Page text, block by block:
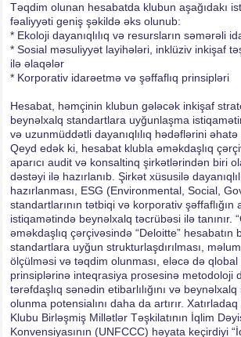
Təqdim olunan hesabatda klubun aşağıdakı
fəaliyyəti geniş şəkildə əks olunub:
* Ekoloji dayanıqlılıq və resursların səmərəli
* Sosial məsuliyyət layihələri, inklüziv inkişaf
ilə əlaqələr
* Korporativ idarəetmə və şəffaflıq prinsipləri
Hesabat, həmçinin klubun gələcək inkişaf
beynəlxalq standartlara uyğunlaşma
və uzunmüddətli dayanıqlılıq hədəflərini əhatə
Qeyd edək ki, hesabat klubla əməkdaşlıq
aparıcı audit və konsaltinq şirkətlərindən biri
dəstəyi ilə hazırlanıb. Şirkət xüsusilə
hazırlanması, ESG (Environmental, Social,
standartlarının tətbiqi və korporativ şəffaflığın
istiqamətində beynəlxalq təcrübəsi ilə tanınır.
əməkdaşlıq çərçivəsində “Deloitte” hesabatın
standartlara uyğun strukturlaşdırılması,
ölçülməsi və təqdim olunması, eləcə də qlobal
prinsiplərinə inteqrasiya prosesinə metodoloji
tərəfdaşlıq sənədin etibarlılığını və
olunma potensialını daha da artırır.
Klubu Birləşmiş Millətlər Təşkilatının İqlim
Konvensiyasının (UNFCCC) həyata keçirdiyi